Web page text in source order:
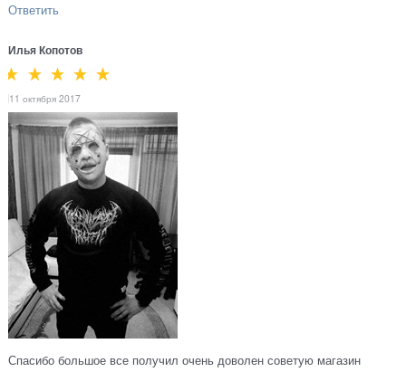
Ответить
Илья Копотов
11 октября 2017
Спасибо большое все получил очень доволен советую магазин